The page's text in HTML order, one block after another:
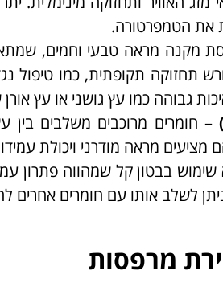
את הטמפרטורה.
מקנה מראה טבעי וחמים,
תחזוקה תקופתית, כמו טיפול
גבוהה כמו עץ גושני או עץ אורן
– חומרים מרוכבים משלבים בין
מציעים מראה מודרני ויכולת
בבטון קל שמהווה פתרון
לשלב אותו עם חומרים
מרפסות